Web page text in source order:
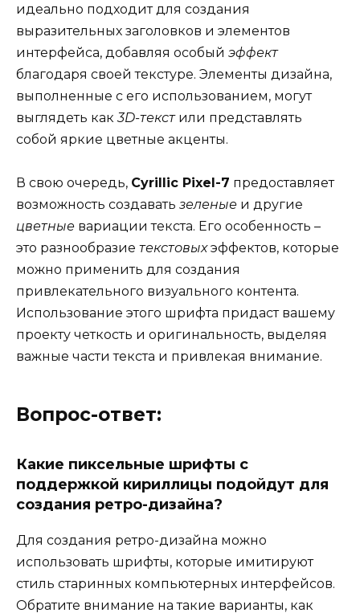
идеально подходит для создания
выразительных заголовков и элементов
интерфейса, добавляя особый эффект
благодаря своей текстуре. Элементы дизайна,
выполненные с его использованием, могут
выглядеть как3D-текстили представлять
собой яркие цветные акценты.
В свою очередь, Cyrillic Pixel-7 предоставляет
возможность создавать зеленые и другие
цветные вариации текста. Его особенность –
это разнообразие текстовыхэффектов, которые
можно применить для создания
привлекательного визуального контента.
Использование этого шрифта придаст вашему
проекту четкость и оригинальность, выделяя
важные части текста и привлекая внимание.
Вопрос-ответ:
Какие пиксельные шрифты с
поддержкой кириллицы подойдут для
создания ретро-дизайна?
Для создания ретро-дизайна можно
использовать шрифты, которые имитируют
стиль старинных компьютерных интерфейсов.
Обратите внимание на такие варианты, как